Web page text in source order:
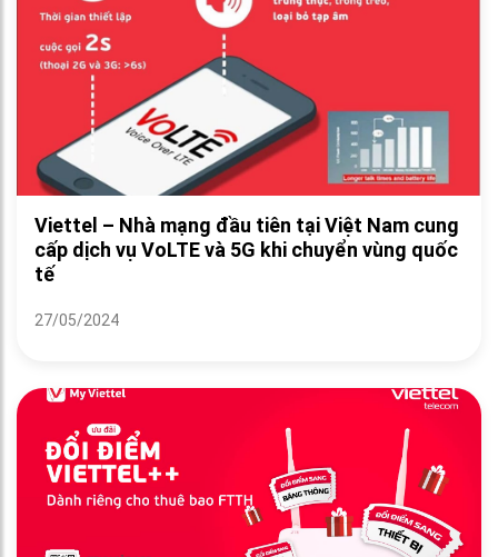
Viettel – Nhà mạng đầu tiên tại Việt Nam cung
cấp dịch vụ VoLTE và 5G khi chuyển vùng quốc
tế
27/05/2024